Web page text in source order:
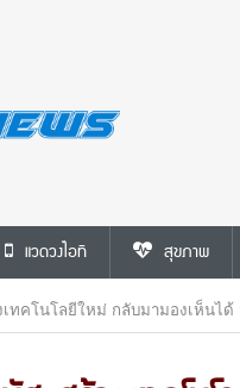
แวดวงไอที สุขภาพ
ทคโนโลยีใหม่ กลับมามองเห็นไ